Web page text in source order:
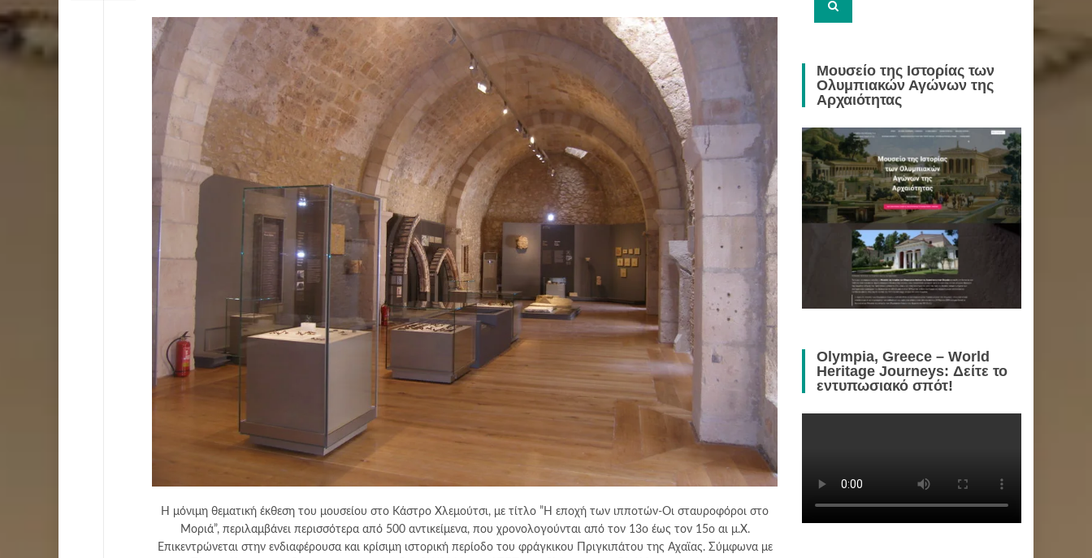
Η μόνιμη θεματική έκθεση του μουσείου στο Κάστρο Χλεμούτσι, με τίτλο ”Η εποχή των ιπποτών-Οι σταυροφόροι στο
Μοριά”, περιλαμβάνει περισσότερα από 500 αντικείμενα, που χρονολογούνται από τον 13ο έως τον 15ο αι μ.Χ.
Επικεντρώνεται στην ενδιαφέρουσα και κρίσιμη ιστορική περίοδο του φράγκικου Πριγκιπάτου της Αχαϊας. Σύμφωνα με
Μουσείο της Ιστορίας των
Ολυμπιακών Αγώνων της
Αρχαιότητας
Olympia, Greece – World
Heritage Journeys: Δείτε το
εντυπωσιακό σπότ!